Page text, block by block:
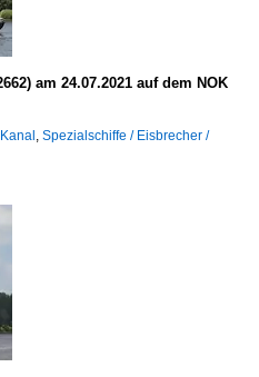
am 24.07.2021 auf dem NOK
, Spezialschiffe / Eisbrecher /